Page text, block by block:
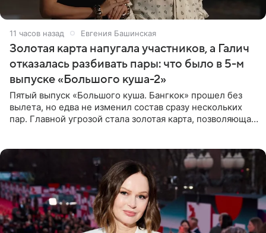
11 часов назад Евгения Башинская
Золотая карта напугала участников, а Галич
отказалась разбивать пары: что было в 5-м
выпуске «Большого куша-2»
Пятый выпуск «Большого куша. Бангкок» прошел без
вылета, но едва не изменил состав сразу нескольких
пар. Главной угрозой стала золотая карта, позволяющая